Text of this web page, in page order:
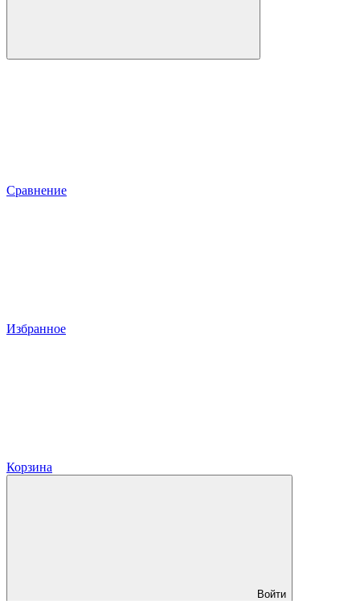
Сравнение
Избранное
Корзина
Войти